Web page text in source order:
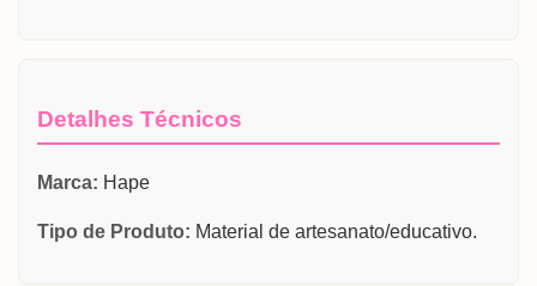
Detalhes Técnicos
Marca: Hape
Tipo de Produto: Material de artesanato/educativo.